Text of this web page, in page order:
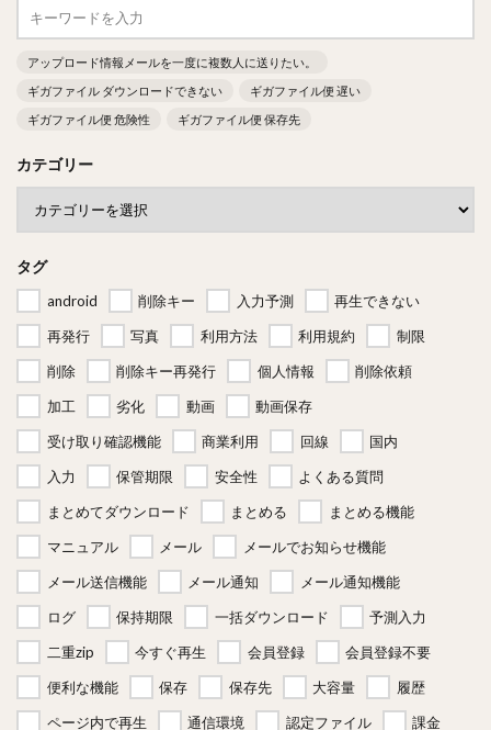
アップロード情報メールを一度に複数人に送りたい。
ギガファイル ダウンロードできない
ギガファイル便 遅い
ギガファイル便 危険性
ギガファイル便 保存先
カテゴリー
タグ
android 削除キー 入力予測
再生できない
再発行
写真 利用方法 利用規約
制限
削除
削除キー再発行 個人情報
削除依頼
加工
劣化 動画
動画保存
受け取り確認機能
商業利用 回線
国内
入力
保管期限 安全性
よくある質問
まとめてダウンロード
まとめる
まとめる機能
マニュアル
メール
メールでお知らせ機能
メール送信機能
メール通知
メール通知機能
ログ
保持期限 一括ダウンロード
予測入力
二重zip
今すぐ再生 会員登録
会員登録不要
便利な機能
保存 保存先 大容量
履歴
ページ内で再生
通信環境 認定ファイル
課金